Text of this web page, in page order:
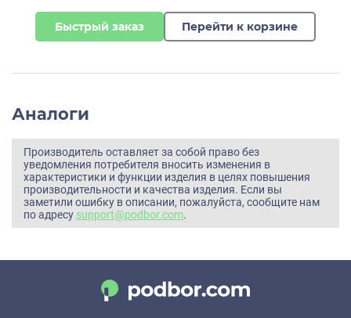
Быстрый заказ Перейти к корзине
Аналоги
Производитель оставляет за собой право без
уведомления потребителя вносить изменения в
характеристики и функции изделия в целях повышения
производительности и качества изделия. Если вы
заметили ошибку в описании, пожалуйста, сообщите нам
по адресу support@podbor.com.